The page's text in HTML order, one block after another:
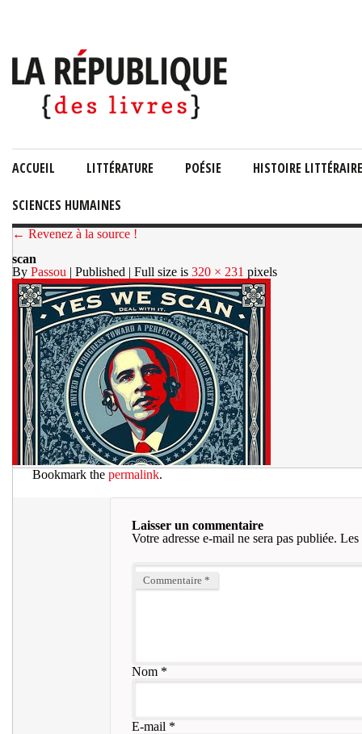
ACCUEIL LITTÉRATURE POÉSIE HISTOIRE LITTÉRAIRE
SCIENCES HUMAINES
← Revenez à la source !
scan
By Passou | Published | Full size is 320 × 231 pixels
Bookmark the permalink.
Laisser un commentaire
Votre adresse e-mail ne sera pas publiée. Les
Commentaire *
Nom*
E-mail *